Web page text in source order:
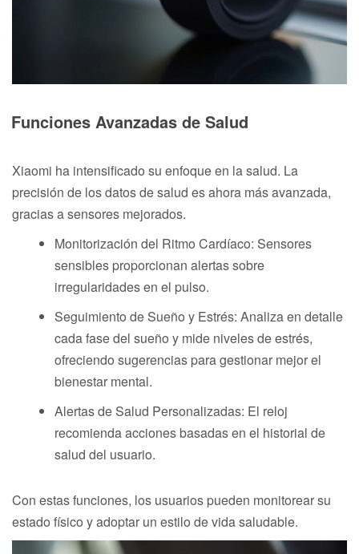
Funciones Avanzadas de Salud
Xiaomi ha intensificado su enfoque en la salud. La
precisión de los datos de salud es ahora más avanzada,
gracias a sensores mejorados.
Monitorización del Ritmo Cardíaco: Sensores
sensibles proporcionan alertas sobre
irregularidades en el pulso.
Seguimiento de Sueño y Estrés: Analiza en detalle
cada fase del sueño y mide niveles de estrés,
ofreciendo sugerencias para gestionar mejor el
bienestar mental.
Alertas de Salud Personalizadas: El reloj
recomienda acciones basadas en el historial de
salud del usuario.
Con estas funciones, los usuarios pueden monitorear su
estado físico y adoptar un estilo de vida saludable.